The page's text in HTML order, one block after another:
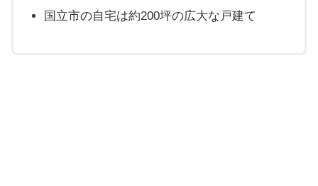
国立市の自宅は約200坪の広大な戸建て